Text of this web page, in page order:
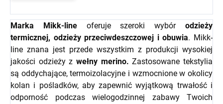
Marka Mikk-lineoferuje szeroki wybórodzieży
termicznej, odzieży przeciwdeszczowej i obuwia. Mikk-
line znana jest przede wszystkim z produkcji wysokiej
jakości odzieży z wełny merino. Zastosowane tekstylia
są oddychające, termoizolacyjne i wzmocnione w okolicy
kolan i pośladków, aby zapewnić wyjątkową trwałość i
odporność podczas wielogodzinnej zabawy Twoich